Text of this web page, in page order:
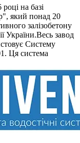
на базі
який понад 20
залізобетону
України.Весь завод
Систему
Ця система